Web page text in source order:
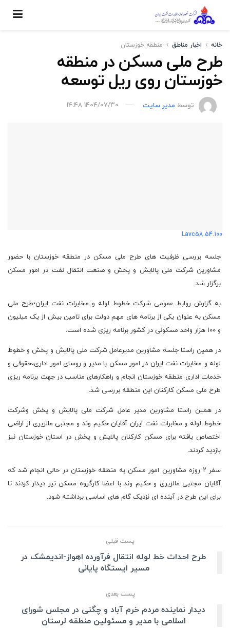
خانه اخبار مناطق منطقه خوزستان
طرح ملی مسکن در منطقه
خوزستان روی ریل توسعه
توسط مدیر سایت 1404/07/30 14:48
Lavc58.54.100
جلسه بررسی ظرفیت های طرح ملی مسکن در منطقه خوزستان با حضور
مشاورین شرکت ملی پالایش و پخش و صنعت انتقال نفت در امور مسکن
برگزار شد.
به گزارش روابط عمومی شرکت خطوط لوله و مخابرات نفت ایران؛طرح ملی
مسکن به عنوان یکی از برنامه های مهم دولت برای تامین بیش از یک میلیون
و ۱۰۰ هزار واحد مسکونی در کشور برنامه ریزی شده است.
در همین راستا جلسه مشاورین مدیرعامل شرکت ملی پالایش و پخش و خطوط
لوله و مخابرات نفت ایران در امور مسکن با مدیر و روسای امور اداری،حقوقی و
خدمات اداری منطقه خوزستان انجام و راهکارهای مناسب در جهت برنامه ریزی
طرح ملی مسکن کارکنان این منطقه بررسی شد.
در همین راستا مشاورین مدیر عامل شرکت ملی پالایش و پخش وشرکت
خطوط لوله و مخابرات نفت ایران آقایان حکیم وند و مجتبی مالزیری از اراضی
اختصاص یافته برای مسکن کارکنان پالایش و پخش در استان خوزستان نیز
بازدید کردند.
سفر ۲ روزه مشاورین امور مسکن به منطقه خوزستان در حالی انجام شد که
آقایان مجتبی مالزیری و حکیم وند با اعضا کارگروه مسکن نیز دیدار کردند تا
برای این طرح در آینده ای نزدیک گام های اساسی برداشته شود.
پست قبلی
طرح احداث خط لوله انتقال فرآورده اهواز-اندیمشک در
مسیر ایستگاه پایانی
پست بعدی
دیدار نماینده مردم خرم آباد و چگنی در مجلس شورای
اسلامی با مدیر و مسئولین منطقه لرستان